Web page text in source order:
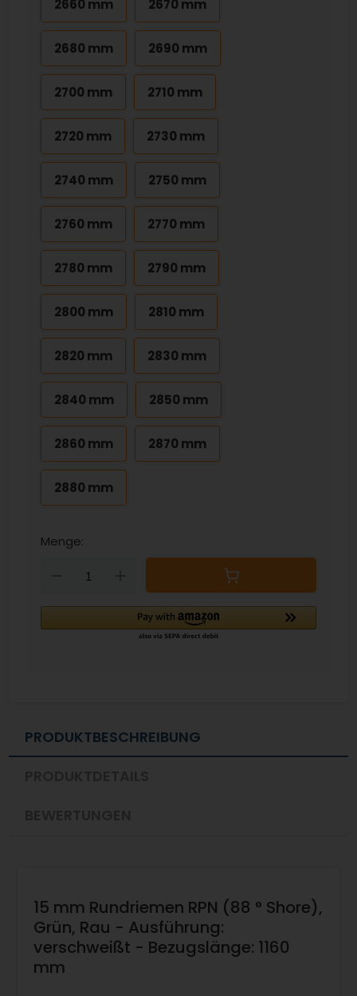
2660 mm 2670 mm
2680 mm 2690 mm
2700 mm 2710 mm
2720 mm 2730 mm
2740 mm 2750 mm
2760 mm 2770 mm
2780 mm 2790 mm
2800 mm 2810 mm
2820 mm 2830 mm
2840 mm 2850 mm
2860 mm 2870 mm
2880 mm
Menge:
Down
PRODUKTBESCHREIBUNG
15 mm Rundriemen RPN (88 ° Shore),
Grün, Rau - Ausführung:
verschweißt - Bezugslänge: 1160
mm